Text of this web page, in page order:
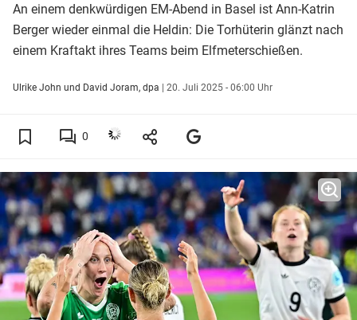
An einem denkwürdigen EM-Abend in Basel ist Ann-Katrin
Berger wieder einmal die Heldin: Die Torhüterin glänzt nach
einem Kraftakt ihres Teams beim Elfmeterschießen.
Ulrike John und David Joram, dpa | 20. Juli 2025 - 06:00 Uhr
0